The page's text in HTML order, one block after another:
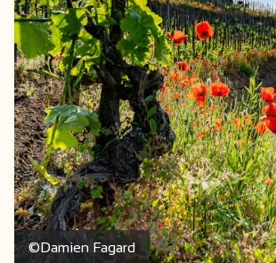
©Damien Fagard